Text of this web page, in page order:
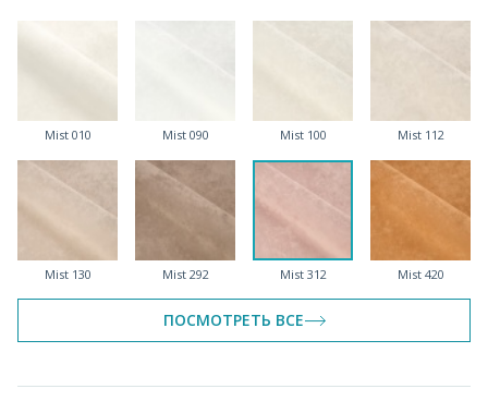
Mist 010 Mist 090 Mist 100 Mist 112
Mist 130 Mist 292 Mist 312 Mist 420
ПОСМОТРЕТЬ ВСЕ